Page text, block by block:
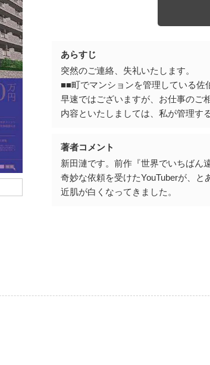
あらすじ
突然のご連絡、失礼いたします。
■■町でマンションを管理している佐
早速ではございますが、お仕事のご
内容といたしましては、私が管理す
著者コメント
新田漣です。前作『世界でいちばん
奇妙な依頼を受けたYouTuberが、
近肌が白くなってきました。